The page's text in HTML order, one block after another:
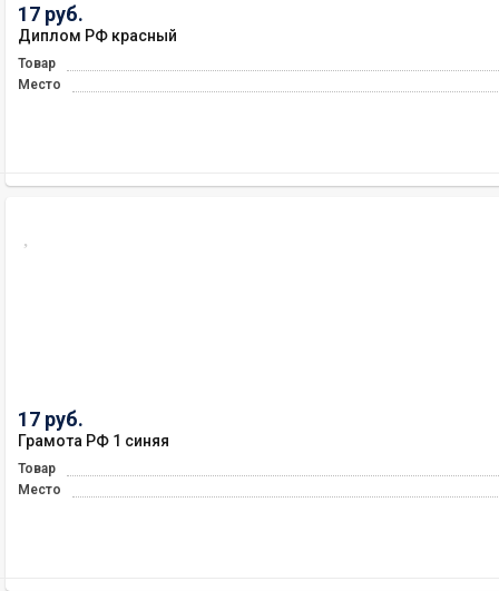
17 руб.
Диплом РФ красный
Товар
Место
17 руб.
Грамота РФ 1 синяя
Товар
Место